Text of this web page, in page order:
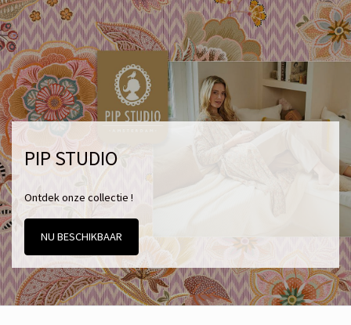
PIP STUDIO
Ontdek onze collectie !
NU BESCHIKBAAR